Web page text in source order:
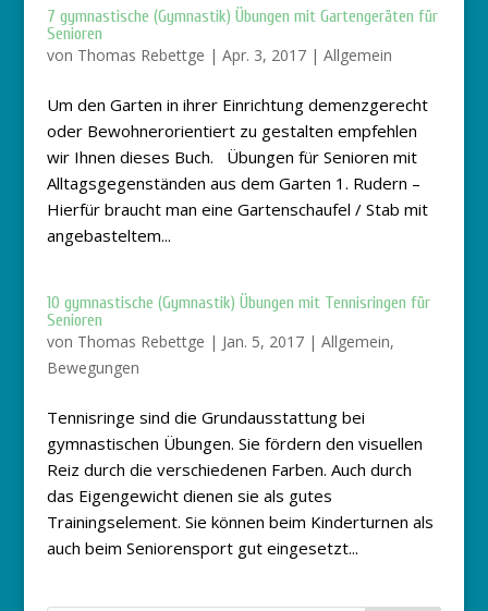
7 gymnastische (Gymnastik) Übungen mit Gartengeräten für
Senioren
von Thomas Rebettge | Apr. 3, 2017| Allgemein
Um den Garten in ihrer Einrichtung demenzgerecht
oder Bewohnerorientiert zu gestalten empfehlen
wir Ihnen dieses Buch. Übungen für Senioren mit
Alltagsgegenständen aus dem Garten 1. Rudern –
Hierfür braucht man eine Gartenschaufel / Stab mit
angebasteltem...
10 gymnastische (Gymnastik) Übungen mit Tennisringen für
Senioren
von Thomas Rebettge | Jan. 5, 2017| Allgemein,
Bewegungen
Tennisringe sind die Grundausstattung bei
gymnastischen Übungen. Sie fördern den visuellen
Reiz durch die verschiedenen Farben. Auch durch
das Eigengewicht dienen sie als gutes
Trainingselement. Sie können beim Kinderturnen als
auch beim Seniorensport gut eingesetzt...